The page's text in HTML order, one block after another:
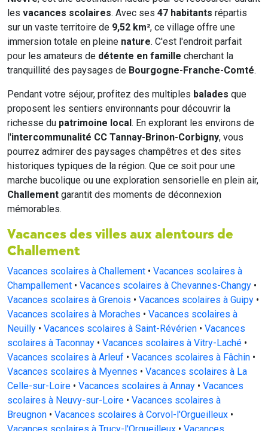
les vacances scolaires. Avec ses 47 habitants répartis
sur un vaste territoire de 9,52 km², ce village offre une
immersion totale en pleine nature. C'est l'endroit parfait
pour les amateurs de détente en famille cherchant la
tranquillité des paysages de Bourgogne-Franche-Comté.
Pendant votre séjour, profitez des multiples balades que
proposent les sentiers environnants pour découvrir la
richesse du patrimoine local. En explorant les environs de
l'intercommunalité CC Tannay-Brinon-Corbigny, vous
pourrez admirer des paysages champêtres et des sites
historiques typiques de la région. Que ce soit pour une
marche bucolique ou une exploration sensorielle en plein air,
Challement garantit des moments de déconnexion
mémorables.
Vacances des villes aux alentours de
Challement
Vacances scolaires à Challement • Vacances scolaires à
Champallement • Vacances scolaires à Chevannes-Changy •
Vacances scolaires à Grenois • Vacances scolaires à Guipy •
Vacances scolaires à Moraches • Vacances scolaires à
Neuilly • Vacances scolaires à Saint-Révérien • Vacances
scolaires à Taconnay • Vacances scolaires à Vitry-Laché •
Vacances scolaires à Arleuf • Vacances scolaires à Fâchin •
Vacances scolaires à Myennes • Vacances scolaires à La
Celle-sur-Loire • Vacances scolaires à Annay • Vacances
scolaires à Neuvy-sur-Loire • Vacances scolaires à
Breugnon • Vacances scolaires à Corvol-l'Orgueilleux •